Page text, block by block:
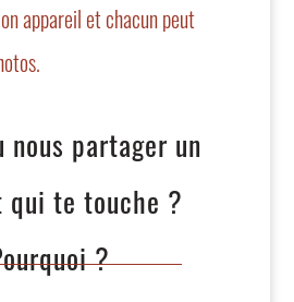
appareil et chacun peut
nous partager un
te touche ?
?